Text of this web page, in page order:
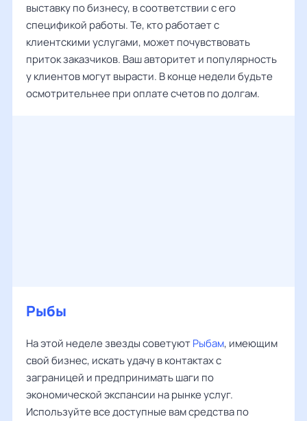
выставку по бизнесу, в соответствии с его
спецификой работы. Те, кто работает с
клиентскими услугами, может почувствовать
приток заказчиков. Ваш авторитет и популярность
у клиентов могут вырасти. В конце недели будьте
осмотрительнее при оплате счетов по долгам.
Рыбы
На этой неделе звезды советуютРыбам, имеющим
свой бизнес, искать удачу в контактах с
заграницей и предпринимать шаги по
экономической экспансии на рынке услуг.
Используйте все доступные вам средства по